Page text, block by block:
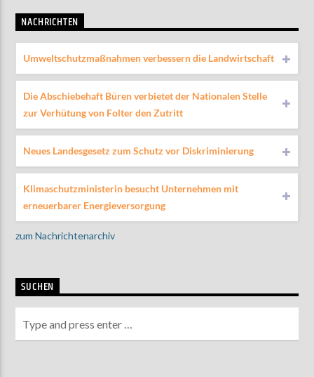
NACHRICHTEN
Umweltschutzmaßnahmen verbessern die Landwirtschaft
Die Abschiebehaft Büren verbietet der Nationalen Stelle
zur Verhütung von Folter den Zutritt
Neues Landesgesetz zum Schutz vor Diskriminierung
Klimaschutzministerin besucht Unternehmen mit
erneuerbarer Energieversorgung
zum Nachrichtenarchiv
SUCHEN